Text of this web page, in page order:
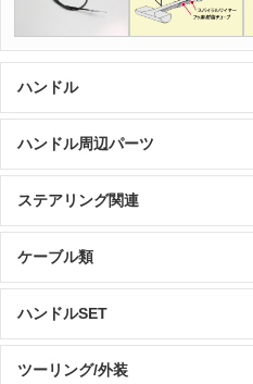
ハンドル
ハンドル周辺パーツ
ステアリング関連
ケーブル類
ハンドルSET
ツーリング/外装